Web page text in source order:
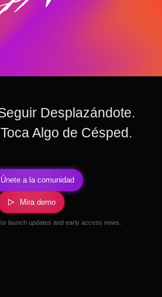
Desplazándote.
Algo de Césped.
Únete a la comunidad
Mira demo
launch updates and early access news.